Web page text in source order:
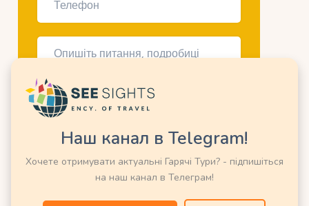
Наш канал в Telegram!
Хочете отримувати актуальні Гарячі Тури? - підпишіться
на наш канал в Телеграм!